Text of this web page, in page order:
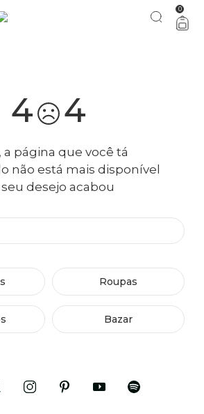
pra comemorar com a gente aproveita! 0
4 4
a página que você tá
não está mais disponível
desejo acabou
Roupas
Bazar